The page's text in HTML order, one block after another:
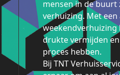
mensen in de buurt
verhuizing. Met
weekendverhuizing
drukte vermijden
proces hebben.
Bij TNT